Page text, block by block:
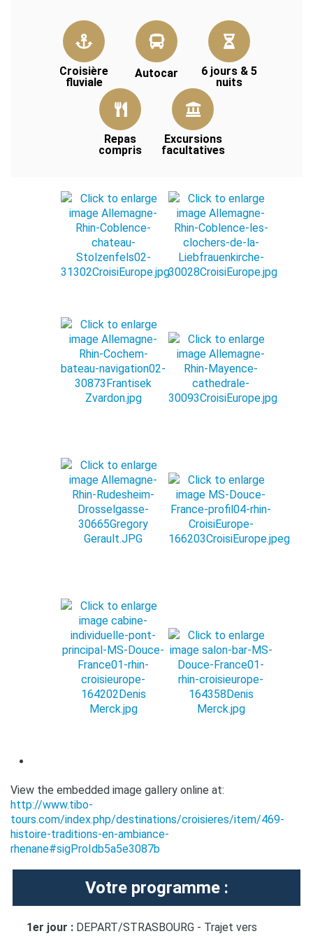
Croisière
fluviale
Autocar
6 jours & 5
nuits
Repas
compris
Excursions
facultatives
View the embedded image gallery online at:
http://www.tibo-
tours.com/index.php/destinations/croisieres/item/469-
histoire-traditions-en-ambiance-
rhenane#sigProIdb5a5e3087b
Votre programme :
1er jour : DEPART/STRASBOURG - Trajet vers